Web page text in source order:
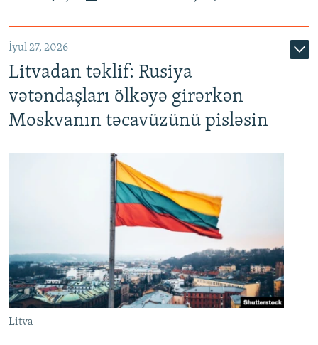
İyul 27, 2026
Litvadan təklif: Rusiya
vətəndaşları ölkəyə girərkən
Moskvanın təcavüzünü pisləsin
Litva